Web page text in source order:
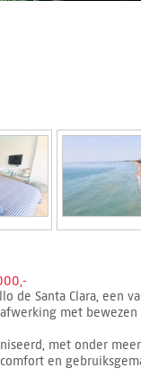
de Santa Clara, een
met
met onder
en